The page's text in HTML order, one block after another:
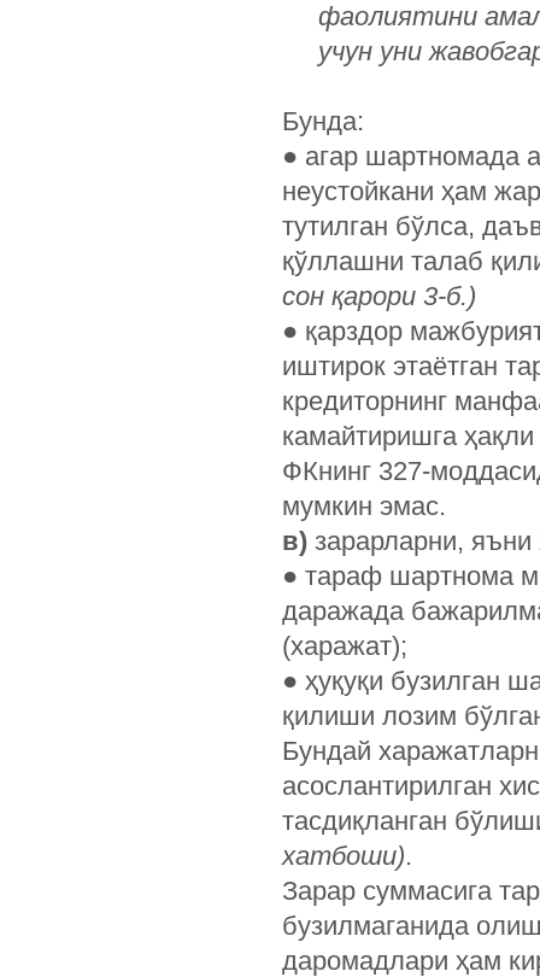
фаолиятини
учун уни
Бунда:
● агар шартномада
неустойкани ҳам
тутилган бўлса,
қўллашни талаб
сон қарори 3-б.)
● қарздор
иштирок этаётган
кредиторнинг
камайтиришга ҳақли
ФКнинг 327-
мумкин эмас.
в) зарарларни,
● тараф шартнома
даражада
(харажат);
● ҳуқуқи бузилган
қилиши лозим
Бундай
асослантирилган
тасдиқланган
хатбоши).
Зарар суммасига
бузилмаганида
даромадлари ҳам